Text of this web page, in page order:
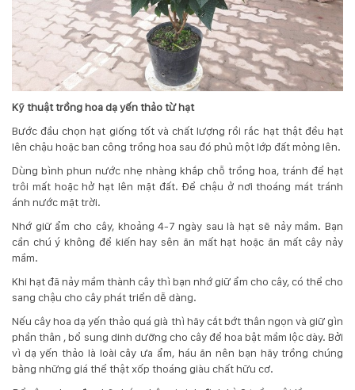
ẢNH
LIÊN
HỆ
Hotline
:
0931.914.968
hoasenvietdn@gmail.com
573
Nguyễn
Hữu
Thọ
Kỹ thuật trồng hoa dạ yến thảo từ hạt
Bước đầu chọn hạt giống tốt và chất lượng rồi rắc hạt thật đều hạt
lên chậu hoặc ban công trồng hoa sau đó phủ một lớp đất mỏng lên.
Dùng bình phun nước nhẹ nhàng khắp chỗ trồng hoa, tránh để hạt
trôi mất hoặc hở hạt lên mặt đất. Để chậu ở nơi thoáng mát tránh
ánh nước mặt trời.
Nhớ giữ ẩm cho cây, khoảng 4-7 ngày sau là hạt sẽ nảy mầm. Bạn
cần chú ý không để kiến hay sên ăn mất hạt hoặc ăn mất cây nảy
mầm.
Khi hạt đã nảy mầm thành cây thì bạn nhớ giữ ẩm cho cây, có thể cho
sang chậu cho cây phát triển dễ dàng.
Nếu cây hoa dạ yến thảo quá già thì hãy cắt bớt thân ngọn và giữ gìn
phần thân , bổ sung dinh dưỡng cho cây để hoa bật mầm lộc dày. Bởi
vì dạ yến thảo là loài cây ưa ẩm, háu ăn nên bạn hãy trồng chúng
bằng những giá thể thật xốp thoáng giàu chất hữu cơ.